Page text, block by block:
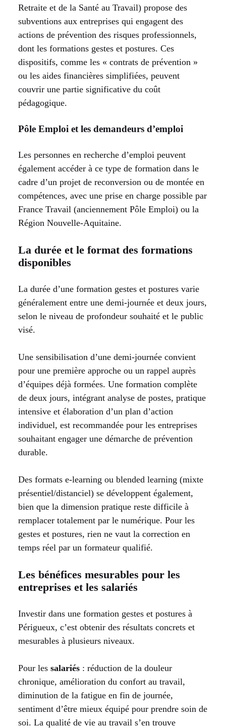
Retraite et de la Santé au Travail) propose des
subventions aux entreprises qui engagent des
actions de prévention des risques professionnels,
dont les formations gestes et postures. Ces
dispositifs, comme les « contrats de prévention »
ou les aides financières simplifiées, peuvent
couvrir une partie significative du coût
pédagogique.
Pôle Emploi et les demandeurs d’emploi
Les personnes en recherche d’emploi peuvent
également accéder à ce type de formation dans le
cadre d’un projet de reconversion ou de montée en
compétences, avec une prise en charge possible par
France Travail (anciennement Pôle Emploi) ou la
Région Nouvelle-Aquitaine.
La durée et le format des formations
disponibles
La durée d’une formation gestes et postures varie
généralement entre une demi-journée et deux jours,
selon le niveau de profondeur souhaité et le public
visé.
Une sensibilisation d’une demi-journée convient
pour une première approche ou un rappel auprès
d’équipes déjà formées. Une formation complète
de deux jours, intégrant analyse de postes, pratique
intensive et élaboration d’un plan d’action
individuel, est recommandée pour les entreprises
souhaitant engager une démarche de prévention
durable.
Des formats e-learning ou blended learning (mixte
présentiel/distanciel) se développent également,
bien que la dimension pratique reste difficile à
remplacer totalement par le numérique. Pour les
gestes et postures, rien ne vaut la correction en
temps réel par un formateur qualifié.
Les bénéfices mesurables pour les
entreprises et les salariés
Investir dans une formation gestes et postures à
Périgueux, c’est obtenir des résultats concrets et
mesurables à plusieurs niveaux.
Pour les salariés : réduction de la douleur
chronique, amélioration du confort au travail,
diminution de la fatigue en fin de journée,
sentiment d’être mieux équipé pour prendre soin de
soi. La qualité de vie au travail s’en trouve